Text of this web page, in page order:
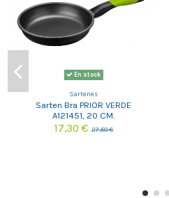
En stock
Sartenes
Sarten Bra PRIOR VERDE
A121451, 20 CM.
17,30 €27,50 €